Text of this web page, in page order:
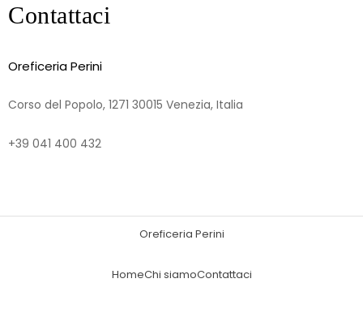
Contattaci
Oreficeria Perini
Corso del Popolo, 1271 30015 Venezia, Italia
+39 041 400 432
Oreficeria Perini
HomeChi siamoContattaci